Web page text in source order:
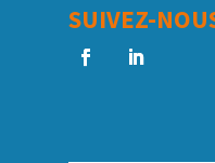
SUIVEZ-